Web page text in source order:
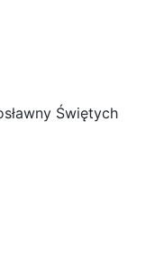
Świętych